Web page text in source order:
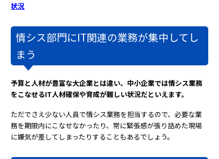
状況
情シス部門にIT関連の業務が集中してし
まう
予算と人材が豊富な大企業とは違い、中小企業では情シス業務
をこなせるIT人材確保や育成が難しい状況だといえます。
ただでさえ少ない人員で情シス業務を担当するので、必要な業
務を期限内にこなせなかったり、常に緊張感が張り詰めた現場
に嫌気が差してしまったりすることもあるでしょう。